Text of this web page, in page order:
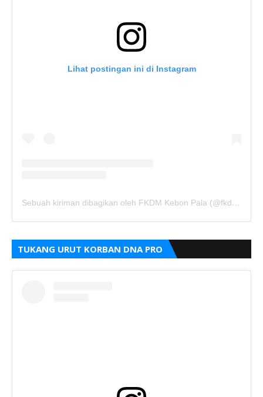
Lihat postingan ini di Instagram
Sebuah kiriman dibagikan oleh FKDM Kebon Pala (@fkdm_kebonpala)
TUKANG URUT KORBAN DNA PRO